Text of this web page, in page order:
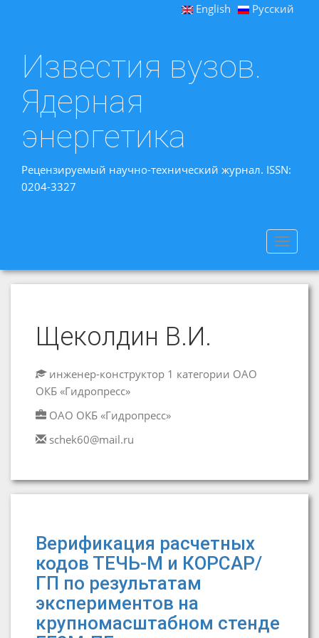
English Русский
Известия вузов.
Ядерная
энергетика
Рецензируемый научно-технический журнал. ISSN:
0204-3327
Toggle
Щеколдин В.И.
инженер-конструктор 1 категории ОАО
ОКБ «Гидропресс»
ОАО ОКБ «Гидропресс»
schek60@mail.ru
Верификация расчетных
кодов ТЕЧЬ-М и КОРСАР/
ГП по результатам
экспериментов на
крупномасштабном стенде